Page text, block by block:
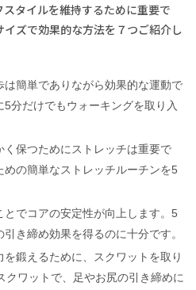
タイルを維持するために重要で
ズで効果的な方法を７つご紹介し
は簡単でありながら効果的な運動で
分だけでもウォーキングを取り入
く保つためにストレッチは重要で
の簡単なストレッチルーチンを5
とでコアの安定性が向上します。5
き締め効果を得るのに十分です。
を鍛えるために、スクワットを取り
クワットで、足やお尻の引き締めに